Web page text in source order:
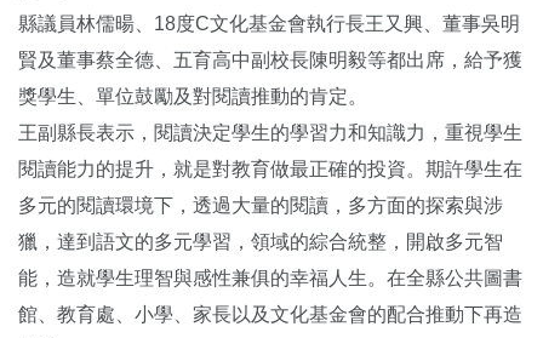
縣議員林儒暘、18度C文化基金會執行長王又興、董事吳明
賢及董事蔡全德、五育高中副校長陳明毅等都出席，給予獲
獎學生、單位鼓勵及對閱讀推動的肯定。
王副縣長表示，閱讀決定學生的學習力和知識力，重視學生
閱讀能力的提升，就是對教育做最正確的投資。期許學生在
多元的閱讀環境下，透過大量的閱讀，多方面的探索與涉
獵，達到語文的多元學習，領域的綜合統整，開啟多元智
能，造就學生理智與感性兼俱的幸福人生。在全縣公共圖書
館、教育處、小學、家長以及文化基金會的配合推動下再造